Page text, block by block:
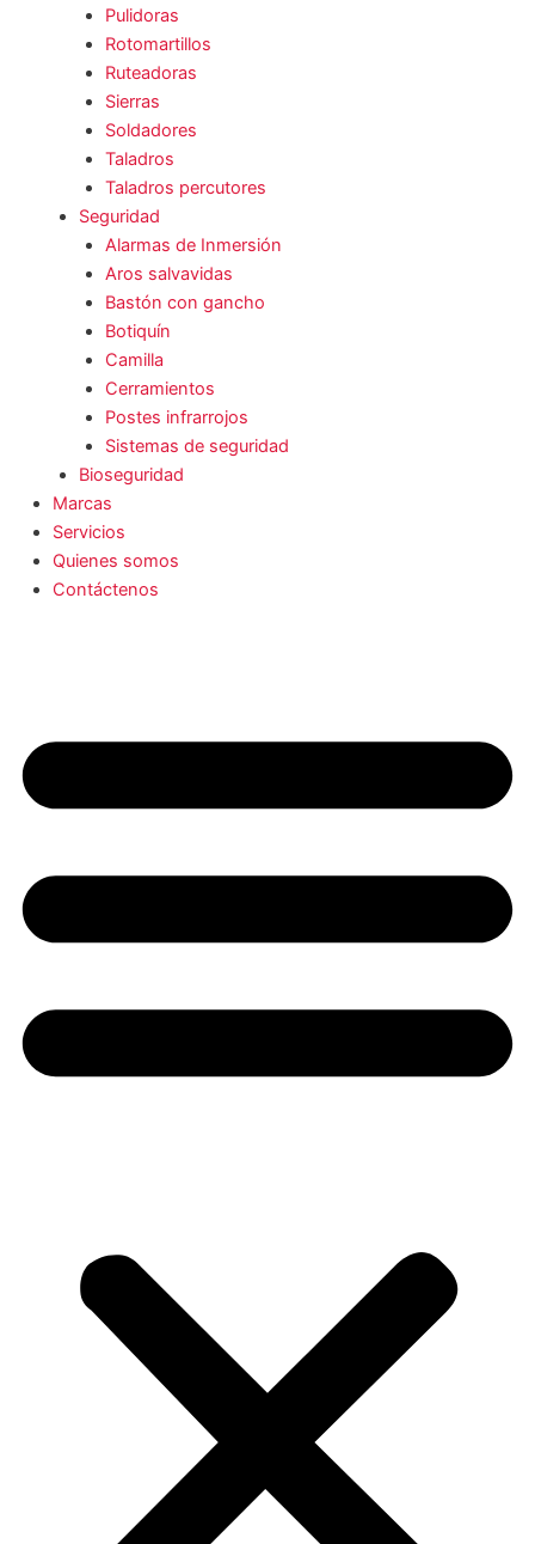
Pulidoras
Rotomartillos
Ruteadoras
Sierras
Soldadores
Taladros
Taladros percutores
Seguridad
Alarmas de Inmersión
Aros salvavidas
Bastón con gancho
Botiquín
Camilla
Cerramientos
Postes infrarrojos
Sistemas de seguridad
Bioseguridad
Marcas
Servicios
Quienes somos
Contáctenos